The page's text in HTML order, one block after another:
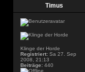
Timus
Klinge der Horde
Registriert: Sa 27. Sep
2008, 21:13
Beiträge: 440